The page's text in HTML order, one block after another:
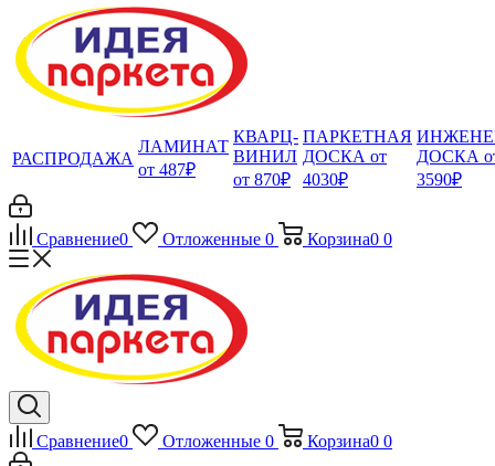
РАСПРОДАЖА
ЛАМИНАТ
от 487₽
КВАРЦ-
ВИНИЛ
от 870₽
ПАРКЕТНАЯ
ДОСКА от
4030₽
ДОСКА
3590₽
Сравнение0 Отложенные 0 Корзина0 0
Сравнение0 Отложенные 0 Корзина0 0